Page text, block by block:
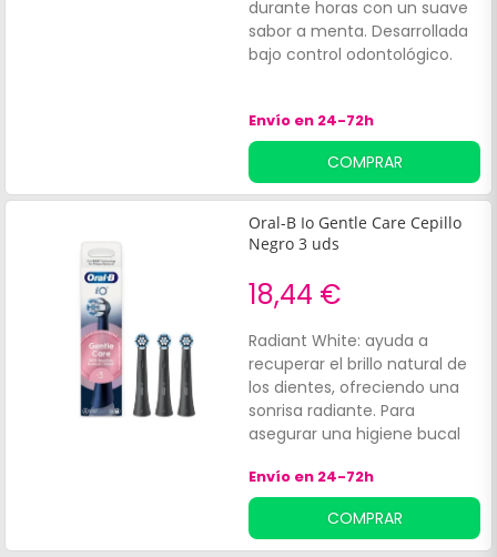
durante horas con un suave
sabor a menta. Desarrollada
bajo control odontológico.
Envío en 24-72h
COMPRAR
Oral-B Io Gentle Care Cepillo
Negro 3 uds
18,44 €
Radiant White: ayuda a
recuperar el brillo natural de
los dientes, ofreciendo una
sonrisa radiante. Para
asegurar una higiene bucal
sincronizar el cepillo Oral B i.
Envío en 24-72h
COMPRAR